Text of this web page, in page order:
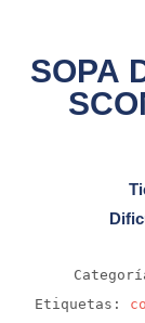
SOPA
Etiquetas: